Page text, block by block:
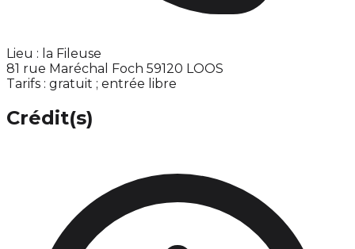
Lieu : la Fileuse
81 rue Maréchal Foch 59120 LOOS
Tarifs : gratuit ; entrée libre
Crédit(s)